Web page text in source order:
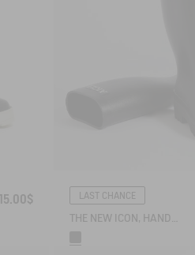
LAST CHANCE
THE NEW ICON, HANDMADE IN FRANCE